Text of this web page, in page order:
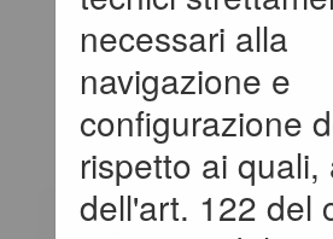
necessari alla
navigazione e
configurazione
rispetto ai quali,
dell'art. 122 del
PROSPETTI
(ART. 1 C. 32
DEL 6/11/